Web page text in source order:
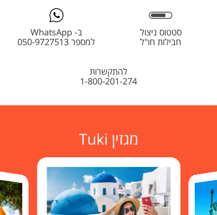
סטטוס ניצול
חבילות חו"ל
ב- WhatsApp
למספר 050-9727513
להתקשרות
1-800-201-274
מגזין Tuki